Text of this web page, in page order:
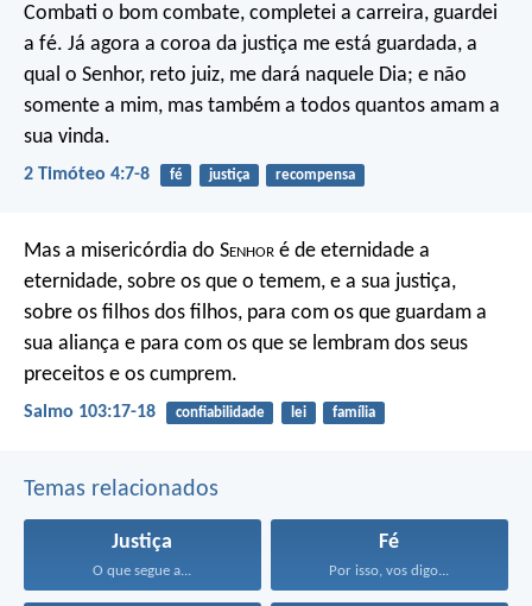
Combati o bom combate, completei a carreira, guardei
a fé. Já agora a coroa da justiça me está guardada, a
qual o Senhor, reto juiz, me dará naquele Dia; e não
somente a mim, mas também a todos quantos amam a
sua vinda.
2 Timóteo 4:7-8 fé justiça recompensa
Mas a misericórdia do Senhor é de eternidade a
eternidade, sobre os que o temem, e a sua justiça,
sobre os filhos dos filhos, para com os que guardam a
sua aliança e para com os que se lembram dos seus
preceitos e os cumprem.
Salmo 103:17-18 confiabilidade lei família
Temas relacionados
Justiça
O que segue a...
Fé
Por isso, vos digo...